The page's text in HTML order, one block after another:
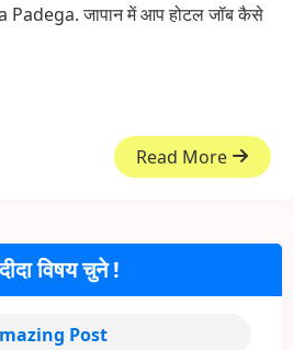
Padega. जापान में आप होटल जॉब कैसे
Read More
विषय चुने !
Post